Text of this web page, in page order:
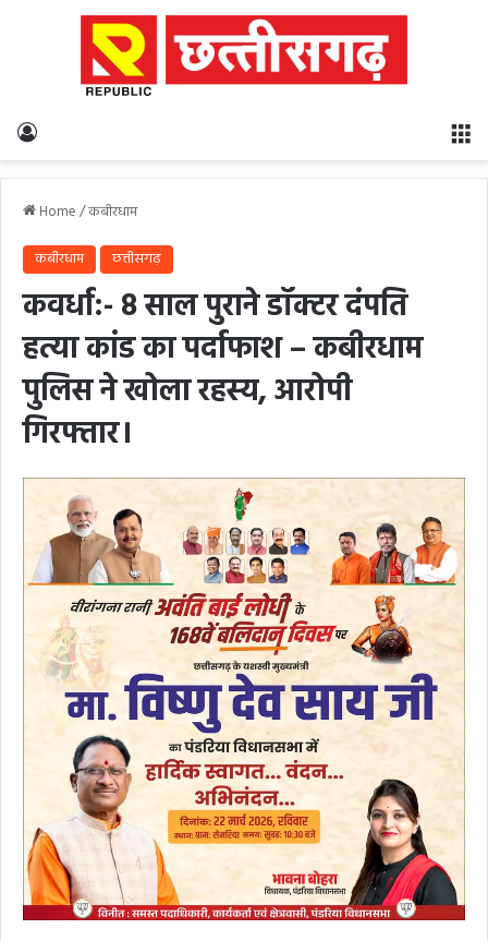
Home/कबीरधाम
कबीरधाम छत्तीसगढ़
कवर्धा:- 8 साल पुराने डॉक्टर दंपति
हत्या कांड का पर्दाफाश – कबीरधाम
पुलिस ने खोला रहस्य, आरोपी
गिरफ्तार।